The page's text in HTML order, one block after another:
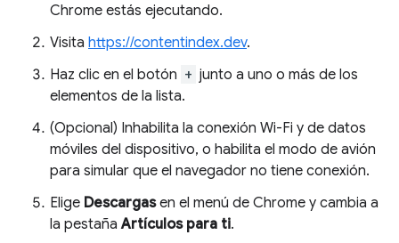
Chrome estás ejecutando.
Visita https://contentindex.dev.
Haz clic en el botón + junto a uno o más de los
elementos de la lista.
(Opcional) Inhabilita la conexión Wi-Fi y de datos
móviles del dispositivo, o habilita el modo de avión
para simular que el navegador no tiene conexión.
Elige Descargasen el menú de Chrome y cambia a
la pestañaArtículos para ti.